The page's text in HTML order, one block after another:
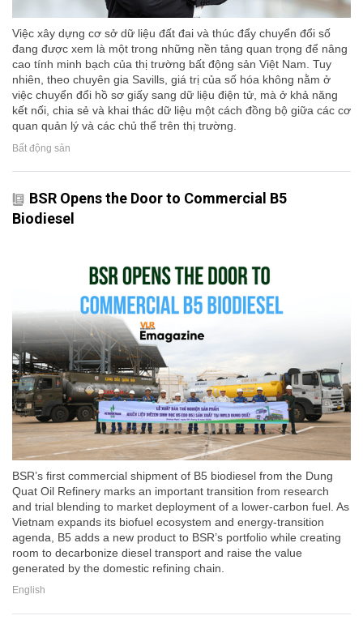
Việc xây dựng cơ sở dữ liệu đất đai và thúc đẩy chuyển đổi số
đang được xem là một trong những nền tảng quan trọng để nâng
cao tính minh bạch của thị trường bất động sản Việt Nam. Tuy
nhiên, theo chuyên gia Savills, giá trị của số hóa không nằm ở
việc chuyển đổi hồ sơ giấy sang dữ liệu điện tử, mà ở khả năng
kết nối, chia sẻ và khai thác dữ liệu một cách đồng bộ giữa các cơ
quan quản lý và các chủ thể trên thị trường.
Bất động sản
BSR Opens the Door to Commercial B5
Biodiesel
BSR’s first commercial shipment of B5 biodiesel from the Dung
Quat Oil Refinery marks an important transition from research
and trial blending to market deployment of a lower-carbon fuel. As
Vietnam expands its biofuel ecosystem and energy-transition
agenda, B5 adds a new product to BSR’s portfolio while creating
room to decarbonize diesel transport and raise the value
generated by the domestic refining chain.
English